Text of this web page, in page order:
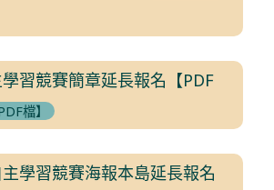
習競賽簡章延長報名【PDF
檔】
學習競賽海報本島延長報名